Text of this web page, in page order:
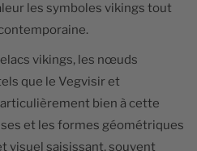
les symboles vikings tout
vikings, les nœuds
que le Vegvisir et
bien à cette
et les formes géométriques
visuel saisissant, souvent